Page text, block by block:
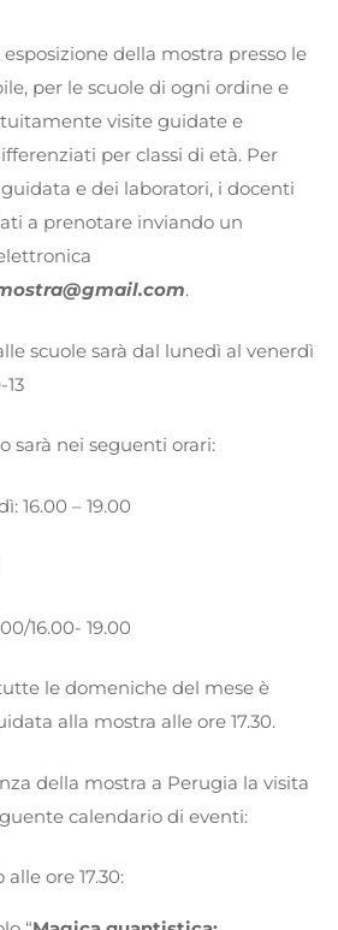
della mostra presso le
per le scuole di ogni ordine e
visite guidate e
per classi di età. Per
e dei laboratori, i docenti
a prenotare inviando un
.
scuole sarà dal lunedì al venerdì
sarà nei seguenti orari:
16.00 – 19.00
16.00- 19.00
le domeniche del mese è
alla mostra alle ore 17.30.
della mostra a Perugia la visita
calendario di eventi:
ore 17.30: